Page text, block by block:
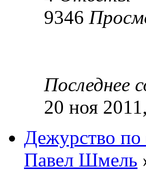
9346
Последнее
20 ноя
Дежурство по
Павел Шмель